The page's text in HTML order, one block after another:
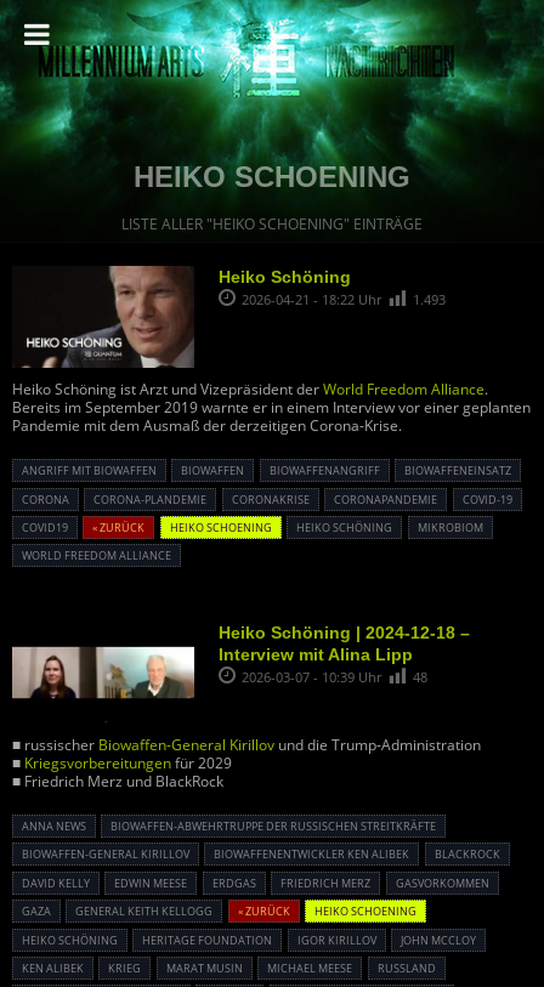
HEIKO SCHOENING
LISTE ALLER "HEIKO SCHOENING" EINTRÄGE
Heiko Schöning
2026-04-21 - 18:22 Uhr 1.493
Heiko Schöning ist Arzt und Vizepräsident derWorld Freedom Alliance.
Bereits im September 2019 warnte er in einem Interview vor einer geplanten
Pandemie mit dem Ausmaß der derzeitigen Corona-Krise.
ANGRIFF MIT BIOWAFFEN BIOWAFFEN BIOWAFFENANGRIFF
BIOWAFFENEINSATZ
CORONA
CORONA-PLANDEMIE CORONAKRISE CORONAPANDEMIE
COVID-19
COVID19
« ZURÜCK HEIKO SCHOENING HEIKO SCHÖNING
MIKROBIOM
WORLD FREEDOM ALLIANCE
Heiko Schöning | 2024-12-18 –
Interview mit Alina Lipp
2026-03-07 - 10:39 Uhr 48
■ russischer Biowaffen-General Kirillov und die Trump-Administration
■ Kriegsvorbereitungenfür 2029
■ Friedrich Merz und BlackRock
ANNA NEWS
BIOWAFFEN-ABWEHRTRUPPE DER RUSSISCHEN STREITKRÄFTE
BIOWAFFEN-GENERAL KIRILLOV
BIOWAFFENENTWICKLER KEN ALIBEK
BLACKROCK
DAVID KELLY
EDWIN MEESE ERDGAS FRIEDRICH MERZ
GASVORKOMMEN
GAZA
GENERAL KEITH KELLOGG « ZURÜCK
HEIKO SCHOENING
HEIKO SCHÖNING
HERITAGE FOUNDATION IGOR KIRILLOV
JOHN MCCLOY
KEN ALIBEK
KRIEG MARAT MUSIN MICHAEL MEESE
RUSSLAND